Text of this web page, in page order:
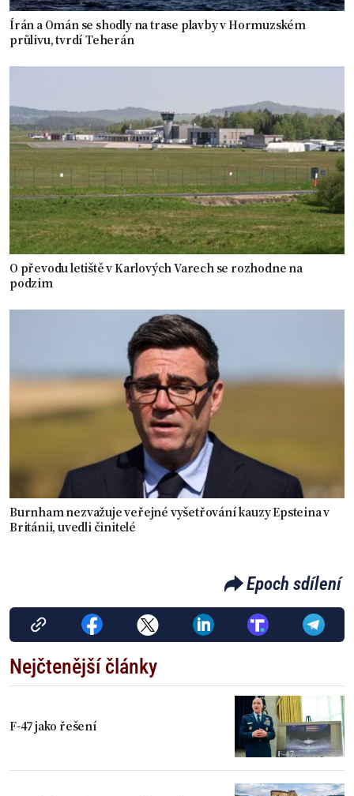
Írán a Omán se shodly na trase plavby v Hormuzském
průlivu, tvrdí Teherán
O převodu letiště v Karlových Varech se rozhodne na
podzim
Burnham nezvažuje veřejné vyšetřování kauzy Epsteina v
Británii, uvedli činitelé
Epoch sdílení
Nejčtenější články
F-47 jako řešení